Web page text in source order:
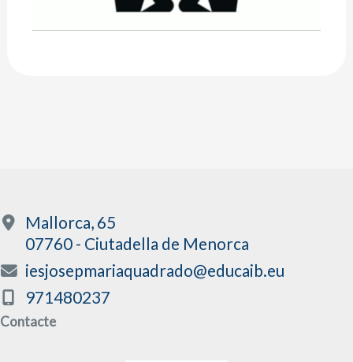
Mallorca, 65
07760 - Ciutadella de Menorca
iesjosepmariaquadrado@educaib.eu
971480237
Contacte